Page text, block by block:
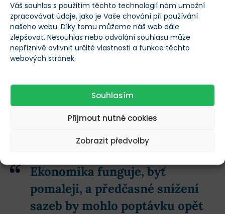
Váš souhlas s použitím těchto technologií nám umožní
zpracovávat údaje, jako je Vaše chování při používání
našeho webu. Díky tomu můžeme náš web dále
zlepšovat. Nesouhlas nebo odvolání souhlasu může
nepříznivě ovlivnit určité vlastnosti a funkce těchto
webových stránek.
Souhlasím
Přijmout nutné cookies
Zobrazit předvolby
velký manévrovací prostor.
Nezaměstnanost v USA podle květnových datzůstala
na hodnotě 4,3 % a americká ekonomika zvládla
Dokud trh práce nevykazuje známky vážného oslabení
zkrátka nemá důvod spěchat s podporou ekonomiky
prostřednictvím zlevňování úvěrů.
Ekonomika funguje, byť
pomaleji, a předčasné snížení
sazeb by mohlo poptávku opět